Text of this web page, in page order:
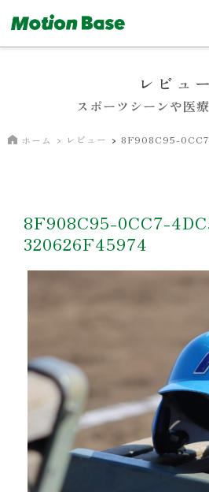
レビュー
スポーツシーンや医
ホーム レビュー
8F908C95-0CC7-
320626F45974